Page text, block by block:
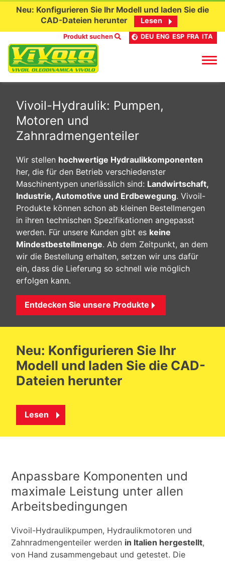
content
Neu: Konfigurieren Sie Ihr Modell und laden Sie die
CAD-Dateien herunter
Lesen
Produkt suchen DEU ENG ESP FRA ITA
Vivoil-Hydraulik: Pumpen,
Motoren und
Zahnradmengenteiler
Wir stellen hochwertige Hydraulikkomponenten
her, die für den Betrieb verschiedenster
Maschinentypen unerlässlich sind: Landwirtschaft,
Industrie, Automotive und Erdbewegung. Vivoil-
Produkte können schon ab kleinen Bestellmengen
in ihren technischen Spezifikationen angepasst
werden. Für unsere Kunden gibt es keine
Mindestbestellmenge. Ab dem Zeitpunkt, an dem
wir die Bestellung erhalten, setzen wir uns dafür
ein, dass die Lieferung so schnell wie möglich
erfolgen kann.
Entdecken Sie unsere Produkte
Neu: Konfigurieren Sie Ihr
Modell und laden Sie die CAD-
Dateien herunter
Lesen
Anpassbare Komponenten und
maximale Leistung unter allen
Arbeitsbedingungen
Vivoil-Hydraulikpumpen, Hydraulikmotoren und
Zahnradmengenteiler werden in Italien hergestellt,
von Hand zusammengebaut und getestet. Die